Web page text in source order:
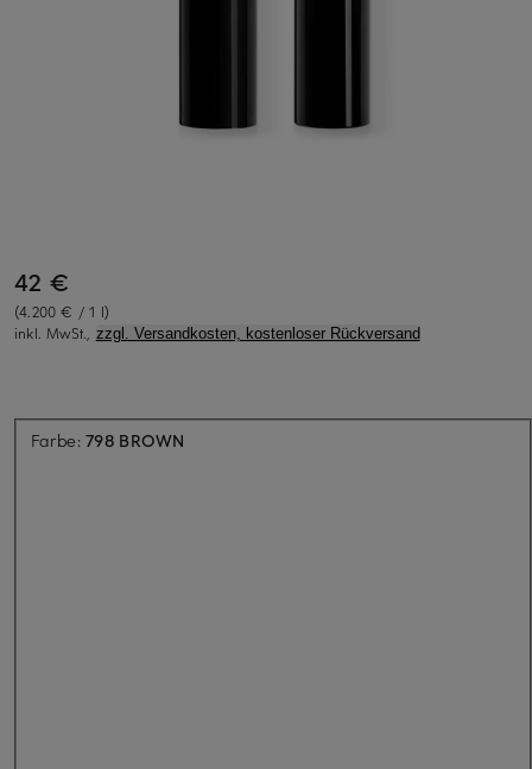
42 €
(4.200 € / 1 l)
inkl. MwSt., zzgl. Versandkosten, kostenloser Rückversand
Farbe:798 BROWN